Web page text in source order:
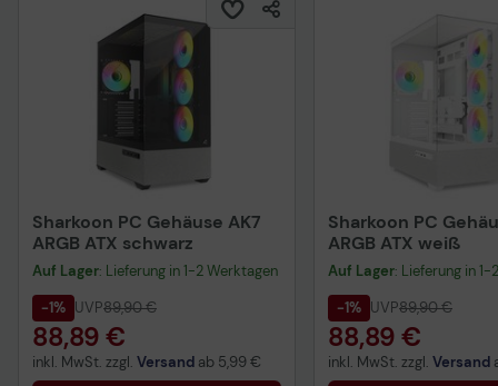
Sharkoon PC Gehäuse AK7
ARGB ATX schwarz
Auf Lager: Lieferung in 1-2 Werktagen
-1% UVP89,90 €
88,89 €
inkl. MwSt. zzgl. Versand ab 5,99 €
Sharkoon PC
ARGB ATX weiß
Auf Lager: Lieferung in
-1% UVP89,90 €
88,89 €
inkl. MwSt. zzgl. Versand